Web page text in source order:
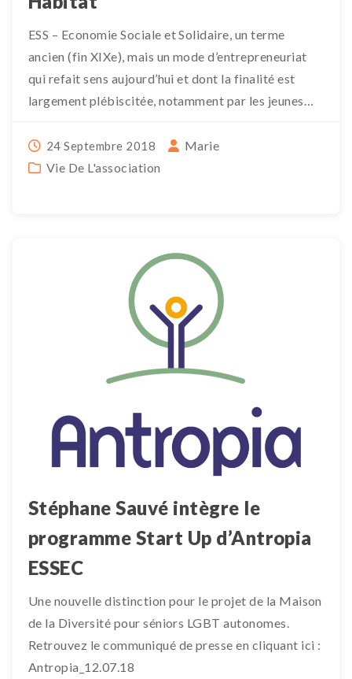
ESS – Economie Sociale et Solidaire, un terme
ancien (fin XIXe), mais un mode d’entrepreneuriat
qui refait sens aujourd’hui et dont la finalité est
largement plébiscitée, notamment par les jeunes
24 Septembre 2018
Marie
Vie De L'association
Stéphane Sauvé intègre le
programme Start Up d’Antropia
ESSEC
Une nouvelle distinction pour le projet de la Maison
de la Diversité pour séniors LGBT autonomes.
Retrouvez le communiqué de presse en cliquant ici :
Antropia_12.07.18